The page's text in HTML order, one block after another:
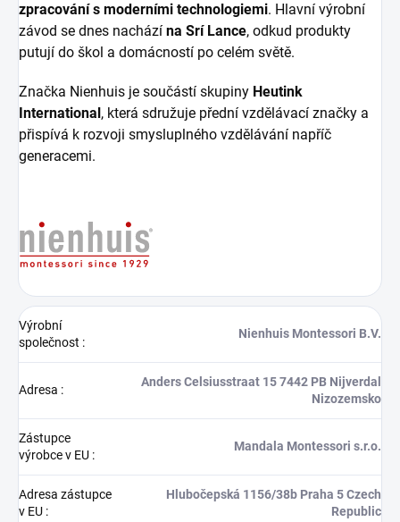
zpracování s moderními technologiemi. Hlavní výrobní
závod se dnes nachází na Srí Lance, odkud produkty
putují do škol a domácností po celém světě.
Značka Nienhuis je součástí skupiny Heutink
International , která sdružuje přední vzdělávací značky a
přispívá k rozvoji smysluplného vzdělávání napříč
generacemi.
Výrobní
společnost :
Nienhuis Montessori B.V.
Adresa :
Anders Celsiusstraat 15 7442 PB Nijverdal
Nizozemsko
Zástupce
výrobce v EU :
Mandala Montessori s.r.o.
Adresa zástupce
v EU :
Hlubočepská 1156/38b Praha 5 Czech
Republic